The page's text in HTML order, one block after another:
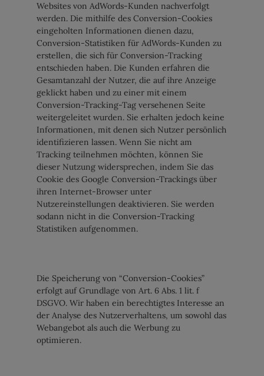
Websites von AdWords-Kunden nachverfolgt
werden. Die mithilfe des Conversion-Cookies
eingeholten Informationen dienen dazu,
Conversion-Statistiken für AdWords-Kunden zu
erstellen, die sich für Conversion-Tracking
entschieden haben. Die Kunden erfahren die
Gesamtanzahl der Nutzer, die auf ihre Anzeige
geklickt haben und zu einer mit einem
Conversion-Tracking-Tag versehenen Seite
weitergeleitet wurden. Sie erhalten jedoch keine
Informationen, mit denen sich Nutzer persönlich
identifizieren lassen. Wenn Sie nicht am
Tracking teilnehmen möchten, können Sie
dieser Nutzung widersprechen, indem Sie das
Cookie des Google Conversion-Trackings über
ihren Internet-Browser unter
Nutzereinstellungen deaktivieren. Sie werden
sodann nicht in die Conversion-Tracking
Statistiken aufgenommen.
Die Speicherung von “Conversion-Cookies”
erfolgt auf Grundlage von Art. 6 Abs. 1 lit. f
DSGVO. Wir haben ein berechtigtes Interesse an
der Analyse des Nutzerverhaltens, um sowohl das
Webangebot als auch die Werbung zu
optimieren.